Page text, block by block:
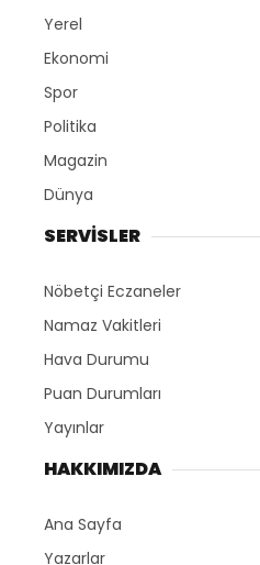
Yerel
Ekonomi
Spor
Politika
Magazin
Dünya
SERVİSLER
Nöbetçi Eczaneler
Namaz Vakitleri
Hava Durumu
Puan Durumları
Yayınlar
HAKKIMIZDA
Ana Sayfa
Yazarlar